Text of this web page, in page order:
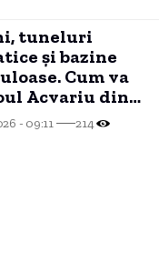
tuneluri
și bazine
Cum va
Acvariu din
- 09:11 214